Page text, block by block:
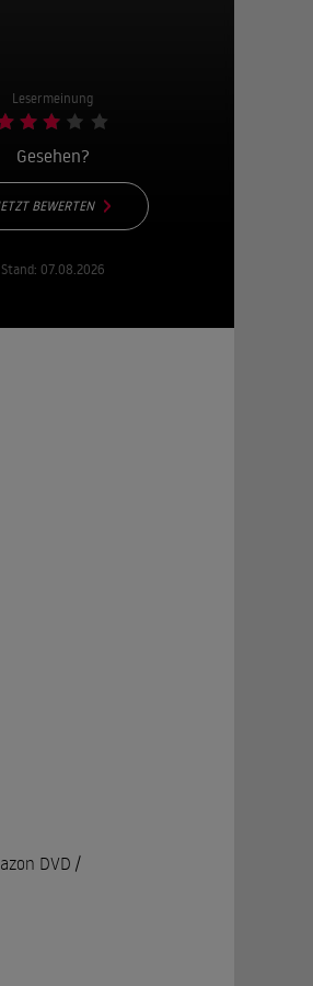
Lesermeinung
Gesehen?
BEWERTEN
Stand: 07.08.2026
DVD /